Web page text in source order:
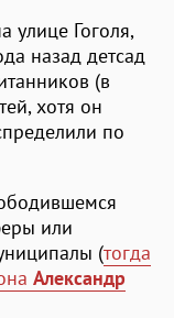
улице Гоголя,
назад детсад
(в
хотя он
по
или
(тогда
Александр